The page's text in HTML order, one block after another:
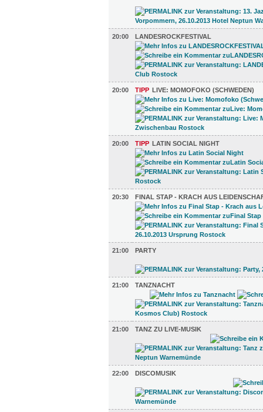
20:00 LANDESROCKFESTIVAL
20:00 TIPP LIVE: MOMOFOKO (SCHWEDEN)
20:00 TIPP LATIN SOCIAL NIGHT
20:30 FINAL STAP - KRACH AUS
21:00 PARTY
21:00 TANZNACHT
21:00 TANZ ZU LIVE-MUSIK
22:00 DISCOMUSIK